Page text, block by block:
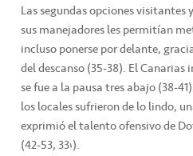
Las segundas opciones visitantes
sus manejadores les permitían
incluso ponerse por delante,
del descanso (35-38). El
se fue a la pausa tres abajo (38-
los locales sufrieron de lo lindo,
exprimió el talento ofensivo de
(42-53, 33’).